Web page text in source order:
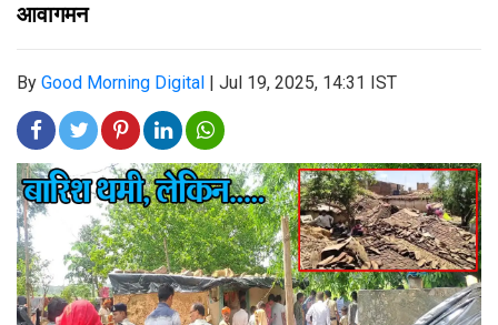
आवागमन
By Good Morning Digital | Jul 19, 2025, 14:31 IST